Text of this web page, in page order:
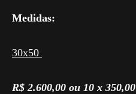
Medidas:
30x50
R$ 2.600,00 ou 10 x 350,00